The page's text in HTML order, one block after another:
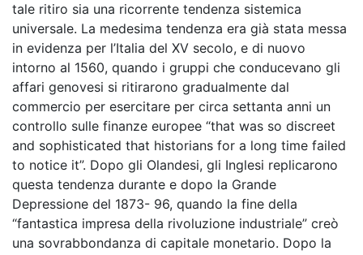
tale ritiro sia una ricorrente tendenza sistemica
universale. La medesima tendenza era già stata messa
in evidenza per l’Italia del XV secolo, e di nuovo
intorno al 1560, quando i gruppi che conducevano gli
affari genovesi si ritirarono gradualmente dal
commercio per esercitare per circa settanta anni un
controllo sulle finanze europee “that was so discreet
and sophisticated that historians for a long time failed
to notice it”. Dopo gli Olandesi, gli Inglesi replicarono
questa tendenza durante e dopo la Grande
Depressione del 1873- 96, quando la fine della
“fantastica impresa della rivoluzione industriale” creò
una sovrabbondanza di capitale monetario. Dopo la